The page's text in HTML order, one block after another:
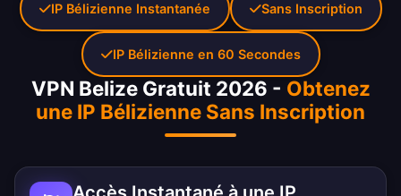
VPN Belize Gratuit 2026 - Obtenez
une IP Bélizienne Sans Inscription
IP Bélizienne Instantanée Sans Inscription
IP Bélizienne en 60 Secondes